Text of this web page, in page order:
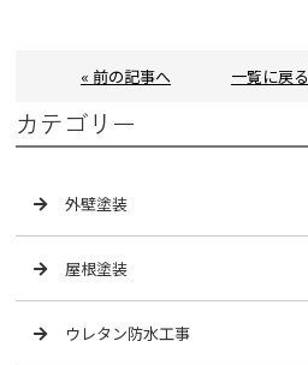
« 前の記事へ 一覧に戻る
カテゴリー
外壁塗装
屋根塗装
ウレタン防水工事